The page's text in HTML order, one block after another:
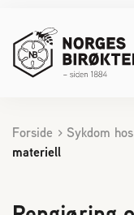
Kontakt oss
Forside Sykdom
materiell